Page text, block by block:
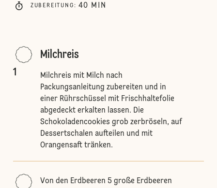
ZUBEREITUNG : 40 MIN
1
Milchreis
Milchreis mit Milch nach
Packungsanleitung zubereiten und in
einer Rührschüssel mit Frischhaltefolie
abgedeckt erkalten lassen. Die
Schokoladencookies grob zerbröseln, auf
Dessertschalen aufteilen und mit
Orangensaft tränken.
Von den Erdbeeren 5 große Erdbeeren